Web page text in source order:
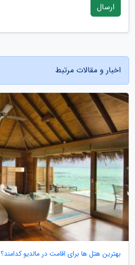
ارسال
اخبار و مقالات مرتبط
بهترین هتل ها برای اقامت در مالدیو کدامند؟